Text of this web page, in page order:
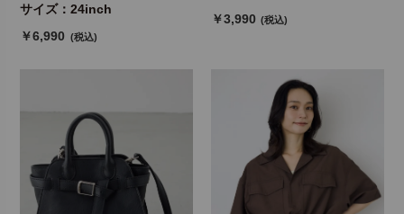
サイズ：24inch
￥6,990 (税込)
￥3,990 (税込)